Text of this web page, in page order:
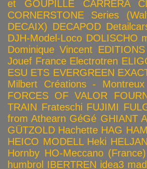
et GOUPILLE
CARRERA
CORNERSTONE Series
DECAIX) DECAPOD
DJH-Model-Loco DOLISCHO
Dominique Vincent
Jouef France Electrotren
ESU ETS EVERGREEN
Milbert Créations - Montreux
FORCES OF VALOR
TRAIN Frateschi FUJIMI
from Athearn GéGé GHIANT
GÜTZOLD Hachette HAG
HEICO MODELL Heki HELJAN
Hornby HO-Meccano (France)
humbrol IBERTREN idea3